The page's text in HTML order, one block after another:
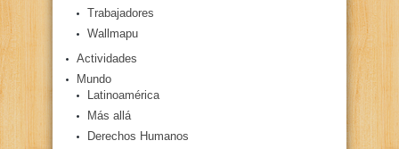
Trabajadores
Wallmapu
Actividades
Mundo
Latinoamérica
Más allá
Derechos Humanos